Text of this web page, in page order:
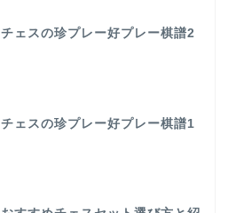
チェスの珍プレー好プレー棋譜2
チェスの珍プレー好プレー棋譜1